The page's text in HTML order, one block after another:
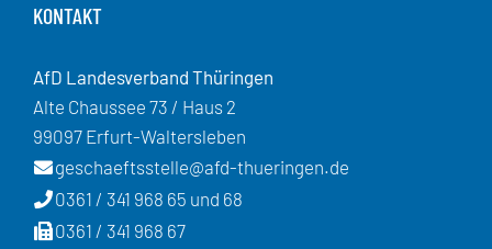
KONTAKT
AfD Landesverband Thüringen
Alte Chaussee 73 / Haus 2
99097 Erfurt-Waltersleben
geschaeftsstelle@afd-thueringen.de
0361 / 341 968 65 und 68
0361 / 341 968 67